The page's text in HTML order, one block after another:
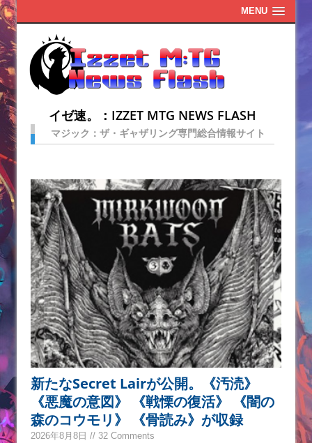
MENU
イゼ速。：IZZET MTG NEWS FLASH
マジック：ザ・ギャザリング専門総合情報サイト
新たなSecret Lairが公開。《汚涜》
《悪魔の意図》 《戦慄の復活》 《闇の
森のコウモリ》 《骨読み》が収録
2026年8月8日 // 32 Comments